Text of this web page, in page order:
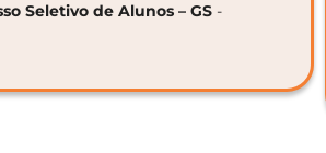
Seletivo de Alunos – GS -